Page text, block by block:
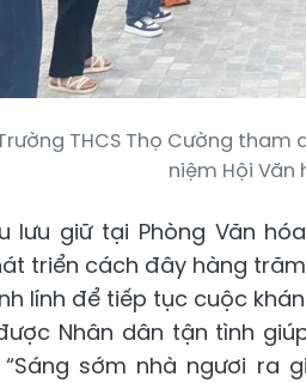
THCS Thọ Cường
niệm Hội Văn
lưu giữ tại Phòng Văn
triển cách đây hàng
lính để tiếp tục cuộc
Nhân dân tận tình
sớm nhà ngươi ra